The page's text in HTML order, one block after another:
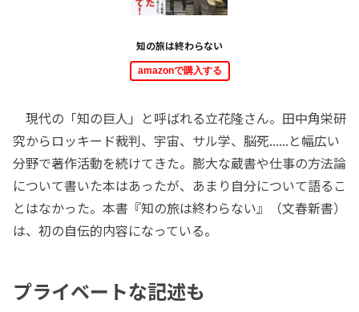
知の旅は終わらない
amazonで購入する
現代の「知の巨人」と呼ばれる立花隆さん。田中角栄研
究からロッキード裁判、宇宙、サル学、脳死......と幅広い
分野で著作活動を続けてきた。膨大な蔵書や仕事の方法論
について書いた本はあったが、あまり自分について語るこ
とはなかった。本書『知の旅は終わらない』（文春新書）
は、初の自伝的内容になっている。
プライベートな記述も